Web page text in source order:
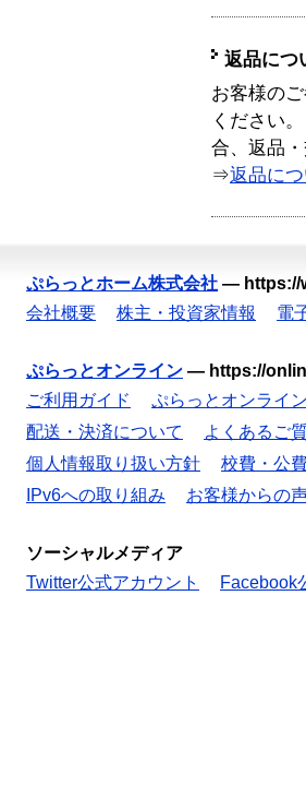
返品につ
お客様の
ください
合、返品
⇒返品に
ぷらっとホーム株式会社 — https://
会社概要
株主・投資家情報 電
ぷらっとオンライン — https://
ご利用ガイド
ぷらっとオンライ
配送・決済について
よくあるご
個人情報取り扱い方針
校費・公
IPv6への取り組み
お客様からの
ソーシャルメディア
Twitter公式アカウント
Facebook